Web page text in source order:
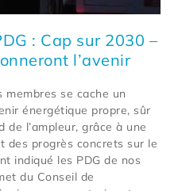
: Cap sur 2030 –
l’avenir
se cache un
énergétique propre, sûr
de l’ampleur, grâce à une
des progrès concrets sur le
indiqué les PDG de nos
du Conseil de